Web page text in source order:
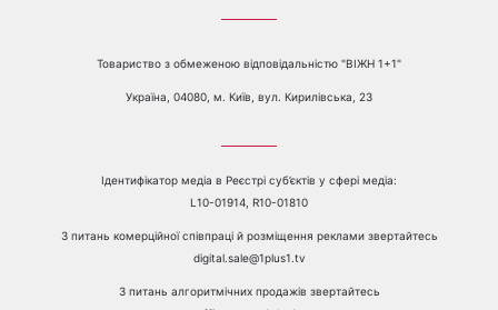
КАТАЛОГ ПРОГРАММ